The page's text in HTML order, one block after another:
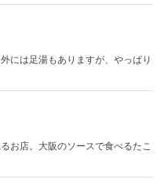
には足湯もありますが、やっぱり
お店。大阪のソースで食べるたこ